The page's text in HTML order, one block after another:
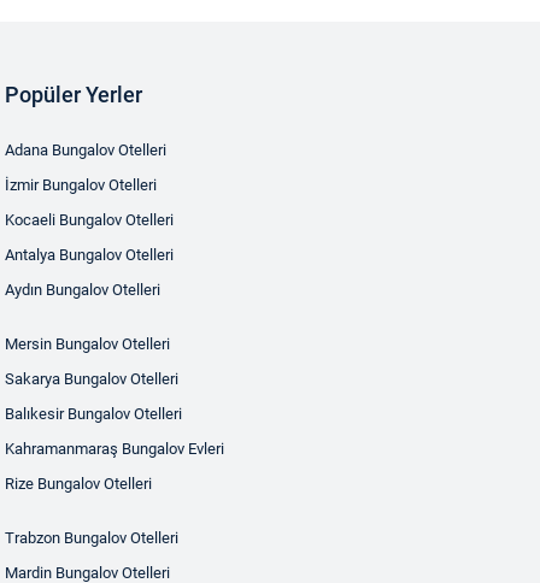
Popüler Yerler
Adana Bungalov Otelleri
İzmir Bungalov Otelleri
Kocaeli Bungalov Otelleri
Antalya Bungalov Otelleri
Aydın Bungalov Otelleri
Mersin Bungalov Otelleri
Sakarya Bungalov Otelleri
Balıkesir Bungalov Otelleri
Kahramanmaraş Bungalov Evleri
Rize Bungalov Otelleri
Trabzon Bungalov Otelleri
Mardin Bungalov Otelleri